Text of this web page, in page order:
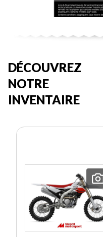
DÉCOUVREZ
NOTRE
INVENTAIRE